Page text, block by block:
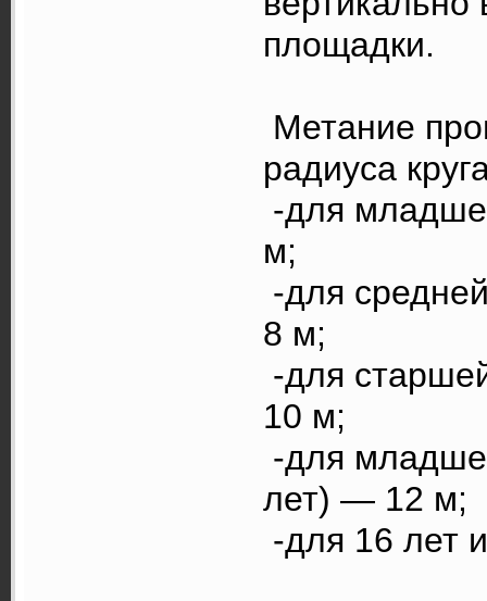
площадки.
Метание
радиуса
-для
м;
-для
8 м;
-для
10 м;
-для
лет) — 12 м;
-для 16 лет